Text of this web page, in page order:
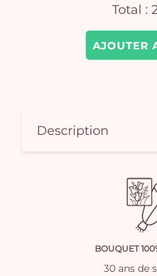
AJOUTER
Total :
Description
BOUQUET
30 ans de